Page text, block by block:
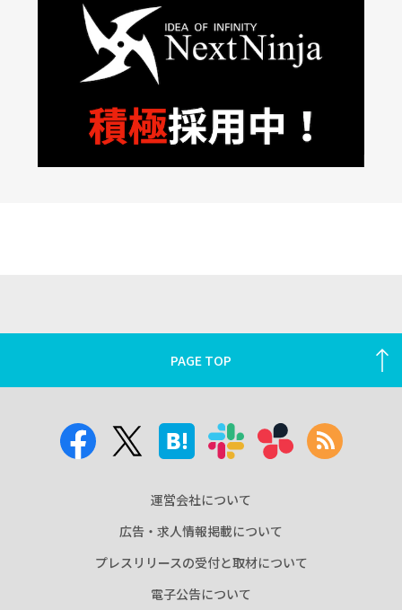
PAGE TOP
運営会社について
広告・求人情報掲載について
プレスリリースの受付と取材について
電子公告について